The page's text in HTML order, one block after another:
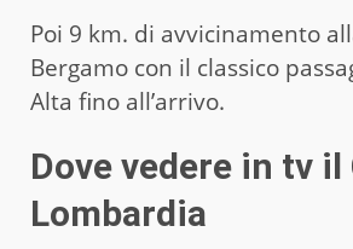
Poi 9 km. di avvicinamento
Bergamo con il classico
Alta fino all’arrivo.
Dove vedere in tv il
Lombardia